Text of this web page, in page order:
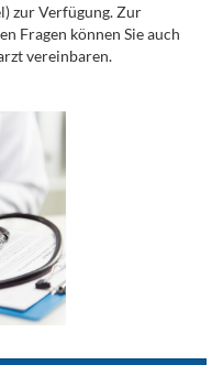
zur Verfügung. Zur
Fragen können Sie auch
vereinbaren.